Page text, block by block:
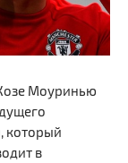
Моуринью
который
в